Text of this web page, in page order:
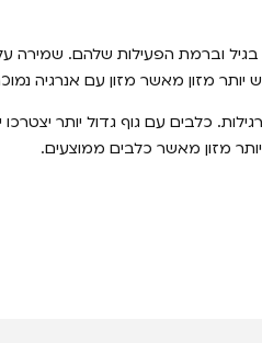
וברמת הפעילות שלהם. שמירה
מזון מאשר מזון עם אנרגיה
כלבים עם גוף גדול יותר
מזון מאשר כלבים ממוצעים.